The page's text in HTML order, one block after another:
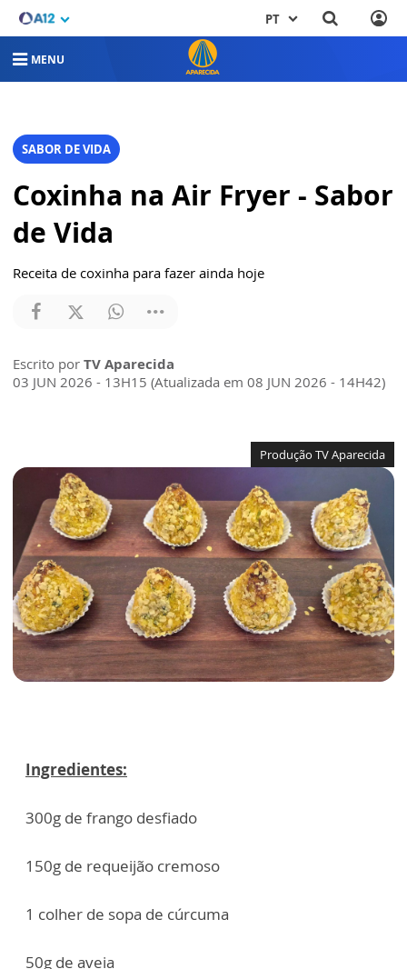
PT
MENU
SABOR DE VIDA
Coxinha na Air Fryer - Sabor
de Vida
Receita de coxinha para fazer ainda hoje
Escrito por TV Aparecida
03 JUN 2026 - 13H15 (Atualizada em 08 JUN 2026 - 14H42)
Produção TV Aparecida
Ingredientes:
300g de frango desfiado
150g de requeijão cremoso
1 colher de sopa de cúrcuma
50g de aveia